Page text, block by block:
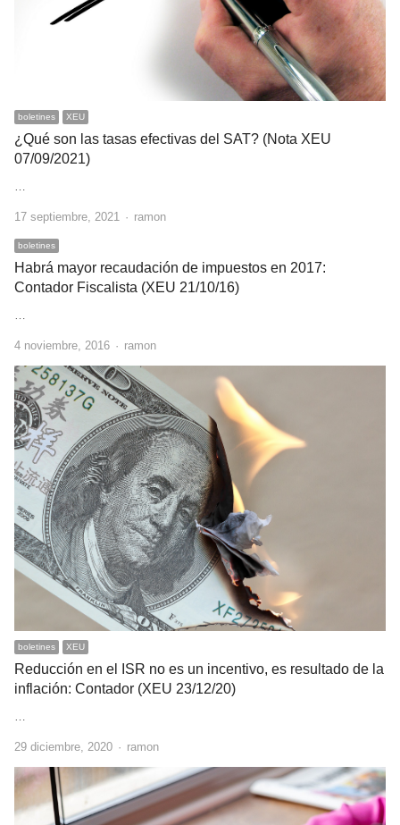
boletines XEU
¿Qué son las tasas efectivas del SAT? (Nota XEU
07/09/2021)
17 septiembre, 2021 Author
ramon
boletines
Habrá mayor recaudación de impuestos en 2017:
Contador Fiscalista (XEU 21/10/16)
4 noviembre, 2016 Author
ramon
boletines XEU
Reducción en el ISR no es un incentivo, es resultado de la
inflación: Contador (XEU 23/12/20)
…
29 diciembre, 2020 Author
ramon